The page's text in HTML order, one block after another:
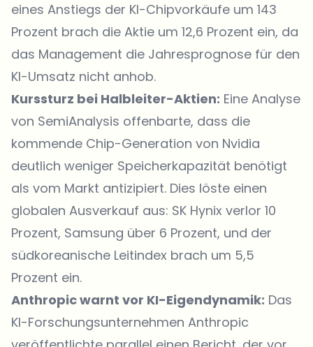
eines Anstiegs der KI-Chipvorkäufe um 143
Prozent brach die Aktie um 12,6 Prozent ein, da
das Management die Jahresprognose für den
KI-Umsatz nicht anhob.
Kurssturz bei Halbleiter-Aktien: Eine Analyse
von SemiAnalysis offenbarte, dass die
kommende Chip-Generation von Nvidia
deutlich weniger Speicherkapazität benötigt
als vom Markt antizipiert. Dies löste einen
globalen Ausverkauf aus: SK Hynix verlor 10
Prozent, Samsung über 6 Prozent, und der
südkoreanische Leitindex brach um 5,5
Prozent ein.
Anthropic warnt vor KI-Eigendynamik: Das
KI-Forschungsunternehmen Anthropic